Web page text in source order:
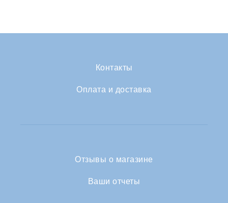
Контакты
Оплата и доставка
Отзывы о магазине
Ваши отчеты